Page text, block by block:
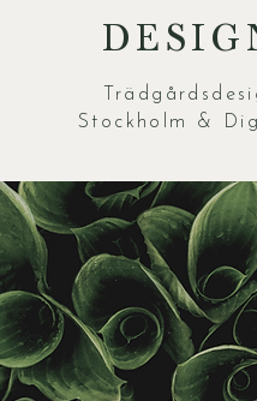
Stockholm &